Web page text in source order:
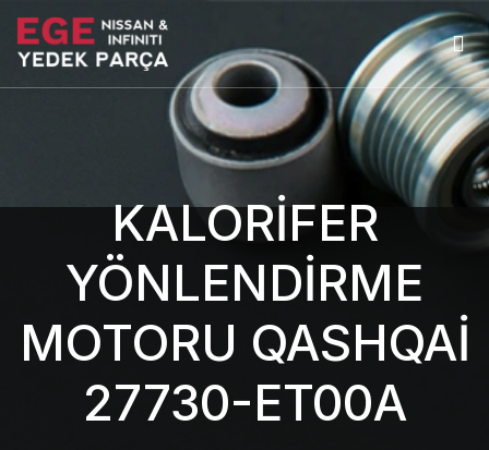
KALORİFER
YÖNLENDİRME
MOTORU QASHQAİ
27730-ET00A